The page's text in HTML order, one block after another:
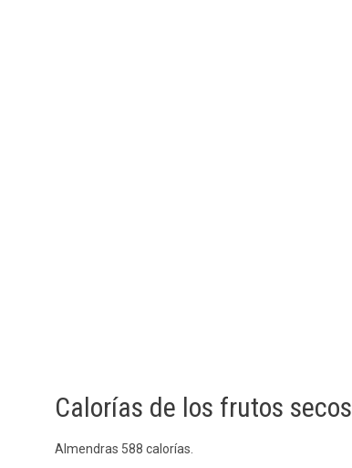
Calorías de los frutos secos
Almendras 588 calorías.